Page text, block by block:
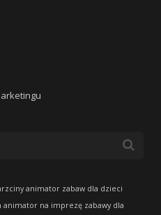
animator zabaw dla dzieci
animator na imprezę zabawy dla